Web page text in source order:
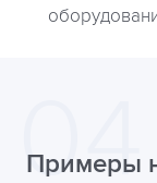
Примеры